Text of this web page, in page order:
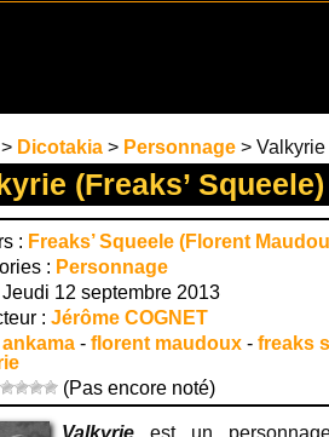
> Dicotakia > Personnage > Valkyrie
(Freaks’ Squeele)
: Freaks’ Squeele (Florent
: Personnage
Jeudi 12 septembre 2013
: Jérôme COGNET
ankama - florent maudoux - freaks
(Pas encore noté)
Valkyrie est un